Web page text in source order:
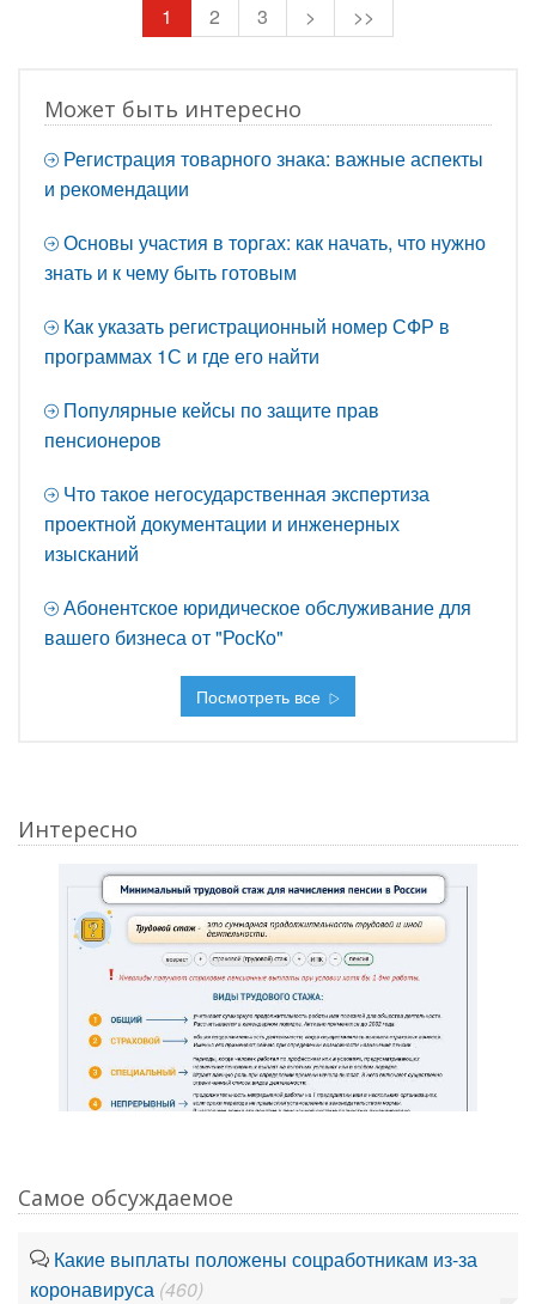
1 2 3 > >>
Может быть интересно
Регистрация товарного знака: важные аспекты
и рекомендации
Основы участия в торгах: как начать, что нужно
знать и к чему быть готовым
Как указать регистрационный номер СФР в
программах 1С и где его найти
Популярные кейсы по защите прав
пенсионеров
Что такое негосударственная экспертиза
проектной документации и инженерных
изысканий
Абонентское юридическое обслуживание для
вашего бизнеса от "РосКо"
Посмотреть все
Интересно
Самое обсуждаемое
Какие выплаты положены соцработникам из-за
коронавируса (460)